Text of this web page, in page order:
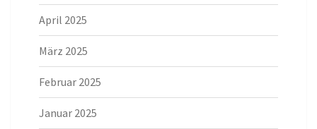
April 2025
März 2025
Februar 2025
Januar 2025